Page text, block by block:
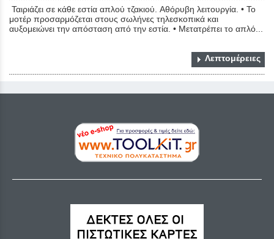
Ταιριάζει σε κάθε εστία απλού τζακιού. Aθόρυβη λειτουργία. • Το
μοτέρ προσαρμόζεται στους σωλήνες τηλεσκοπικά και
αυξομειώνει την απόσταση από την εστία. • Μετατρέπει το απλό...
Λεπτομέρειες